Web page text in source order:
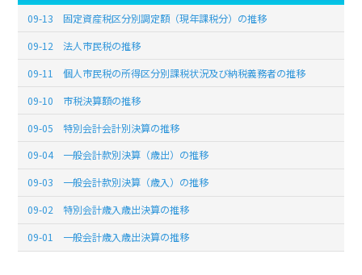
09-13 固定資産税区分別調定額（現年課税分）の推移
09-12 法人市民税の推移
09-11 個人市民税の所得区分別課税状況及び納税義務者の推移
09-10 市税決算額の推移
09-05 特別会計会計別決算の推移
09-04 一般会計款別決算（歳出）の推移
09-03 一般会計款別決算（歳入）の推移
09-02 特別会計歳入歳出決算の推移
09-01 一般会計歳入歳出決算の推移